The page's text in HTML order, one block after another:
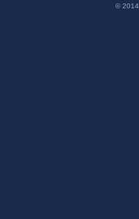
© 2014